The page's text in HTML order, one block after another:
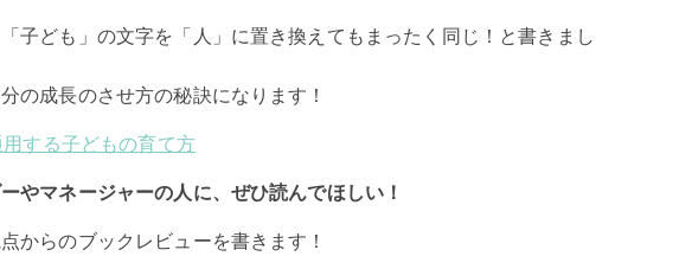
子ども」の文字を「人」に置き換えてもまったく同じ！と書きまし
の成長のさせ方の秘訣になります！
する子どもの育て方
やマネージャーの人に、ぜひ読んでほしい！
からのブックレビューを書きます！